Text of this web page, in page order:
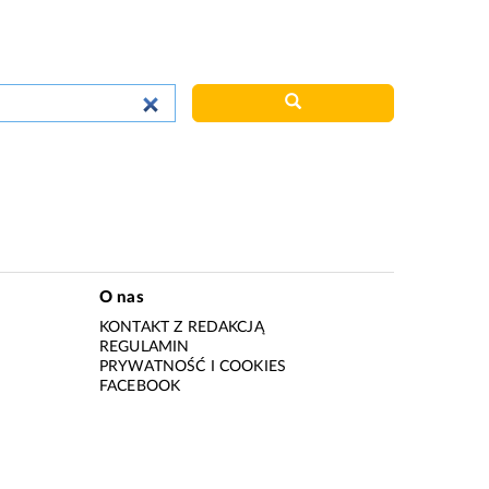
O nas
KONTAKT Z REDAKCJĄ
REGULAMIN
PRYWATNOŚĆ I COOKIES
FACEBOOK